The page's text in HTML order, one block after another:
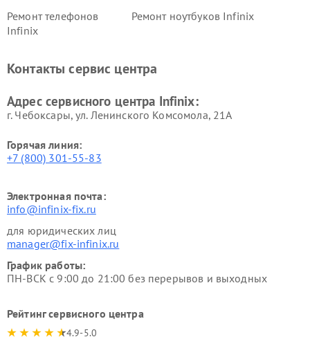
Ремонт телефонов
Infinix
Ремонт ноутбуков Infinix
Контакты сервис центра
Адрес сервисного центра Infinix:
г. Чебоксары, ул. Ленинского Комсомола, 21А
Горячая линия:
+7 (800) 301-55-83
Электронная почта:
info@infinix-fix.ru
для юридических лиц
manager@fix-infinix.ru
График работы:
ПН-ВСК с 9:00 до 21:00 без перерывов и выходных
Рейтинг сервисного центра
4.9-5.0